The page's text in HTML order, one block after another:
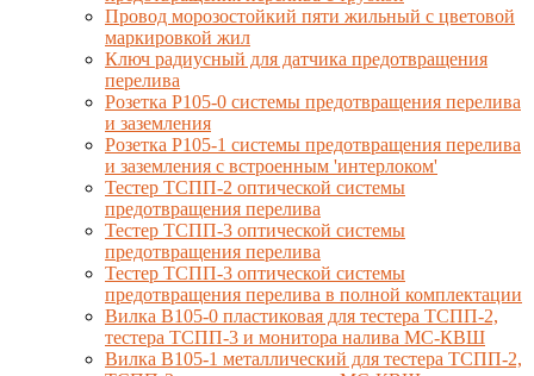
Провод морозостойкий пяти жильный с цветовой
маркировкой жил
Ключ радиусный для датчика предотвращения
перелива
Розетка Р105-0 системы предотвращения перелива
и заземления
Розетка Р105-1 системы предотвращения перелива
и заземления с встроенным 'интерлоком'
Тестер ТСПП-2 оптической системы
предотвращения перелива
Тестер ТСПП-3 оптической системы
предотвращения перелива
Тестер ТСПП-3 оптической системы
предотвращения перелива в полной комплектации
Вилка В105-0 пластиковая для тестера ТСПП-2,
тестера ТСПП-3 и монитора налива МС-КВШ
Вилка В105-1 металлический для тестера ТСПП-2,